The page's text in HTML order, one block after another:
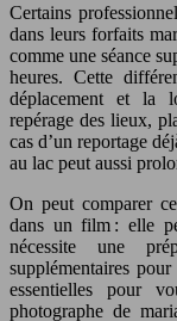
Certains
dans leurs forfaits
comme une séance
heures. Cette
déplacement et la
repérage des lieux,
cas d’un reportage
au lac peut aussi
On peut comparer
dans un film : elle
nécessite une
supplémentaires
essentielles pour
photographe de